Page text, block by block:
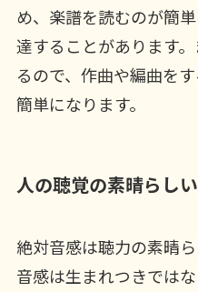
め、楽譜を読むのが簡
達することがあります
るので、作曲や編曲を
簡単になります。
人の聴覚の素晴らし
絶対音感は聴力の素晴
音感は生まれつきでは